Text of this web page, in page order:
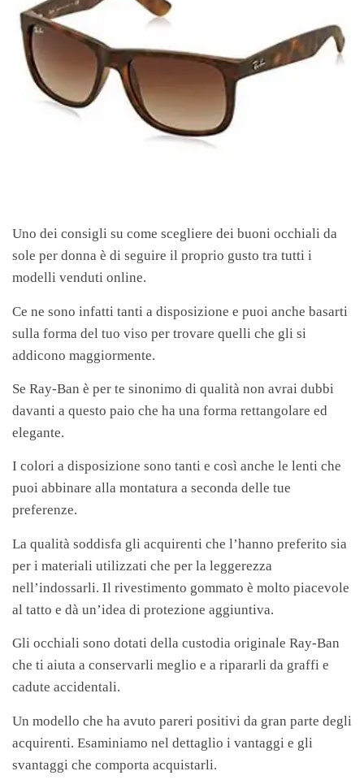
Uno dei consigli su come scegliere dei buoni occhiali da
sole per donna è di seguire il proprio gusto tra tutti i
modelli venduti online.
Ce ne sono infatti tanti a disposizione e puoi anche basarti
sulla forma del tuo viso per trovare quelli che gli si
addicono maggiormente.
Se Ray-Ban è per te sinonimo di qualità non avrai dubbi
davanti a questo paio che ha una forma rettangolare ed
elegante.
I colori a disposizione sono tanti e così anche le lenti che
puoi abbinare alla montatura a seconda delle tue
preferenze.
La qualità soddisfa gli acquirenti che l’hanno preferito sia
per i materiali utilizzati che per la leggerezza
nell’indossarli. Il rivestimento gommato è molto piacevole
al tatto e dà un’idea di protezione aggiuntiva.
Gli occhiali sono dotati della custodia originale Ray-Ban
che ti aiuta a conservarli meglio e a ripararli da graffi e
cadute accidentali.
Un modello che ha avuto pareri positivi da gran parte degli
acquirenti. Esaminiamo nel dettaglio i vantaggi e gli
svantaggi che comporta acquistarli.